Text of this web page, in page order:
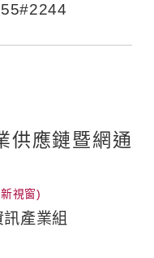
供應鏈暨網通
產業組